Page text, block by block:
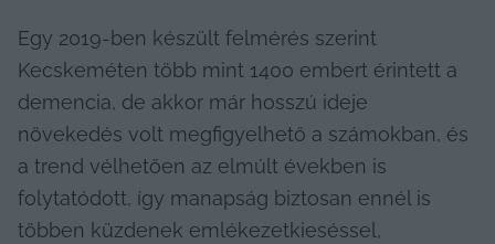
Egy 2019-ben készült felmérés szerint
Kecskeméten több mint 1400 embert érintett a
demencia, de akkor már hosszú ideje
növekedés volt megfigyelhető a számokban, és
a trend vélhetően az elmúlt években is
folytatódott, így manapság biztosan ennél is
többen küzdenek emlékezetkieséssel,